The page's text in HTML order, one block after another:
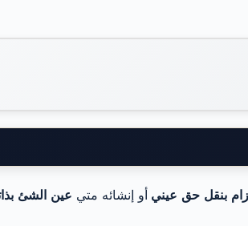
بنقل حق عيني أو إنشائه متي عين الشئ